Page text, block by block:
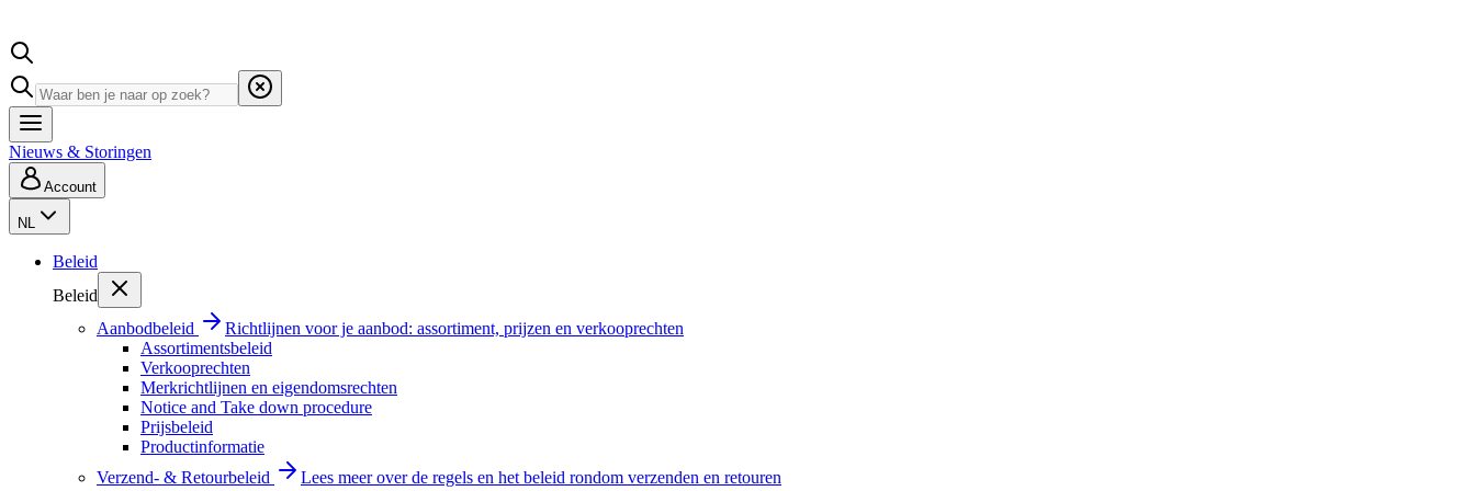
Nieuws & Storingen
Account
NL
Beleid
Beleid
Aanbodbeleid
Richtlijnen voor je aanbod: assortiment, prijzen en verkooprechten
Assortimentsbeleid
Verkooprechten
Merkrichtlijnen en eigendomsrechten
Notice and Take down procedure
Prijsbeleid
Productinformatie
Verzend- & Retourbeleid
Lees meer over de regels en het beleid rondom verzenden en retouren